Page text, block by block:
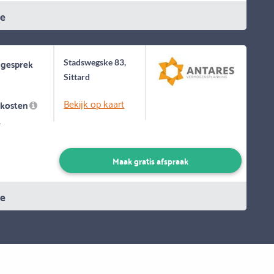
Stadswegske 83,
Sittard
Bekijk op kaart
Maak gratis afspraak